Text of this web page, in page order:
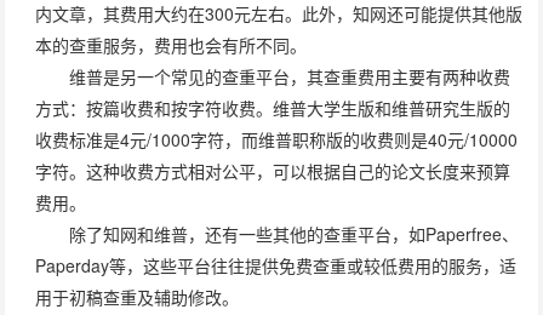
内文章，其费用大约在300元左右。此外，知网还可能提供其他版
本的查重服务，费用也会有所不同。
维普是另一个常见的查重平台，其查重费用主要有两种收费
方式：按篇收费和按字符收费。维普大学生版和维普研究生版的
收费标准是4元/1000字符，而维普职称版的收费则是40元/10000
字符。这种收费方式相对公平，可以根据自己的论文长度来预算
费用。
除了知网和维普，还有一些其他的查重平台，如Paperfree、
Paperday等，这些平台往往提供免费查重或较低费用的服务，适
用于初稿查重及辅助修改。